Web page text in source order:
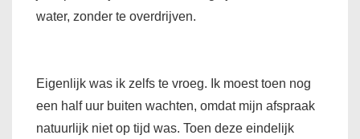
water, zonder te overdrijven.
Eigenlijk was ik zelfs te vroeg. Ik moest toen nog
een half uur buiten wachten, omdat mijn afspraak
natuurlijk niet op tijd was. Toen deze eindelijk